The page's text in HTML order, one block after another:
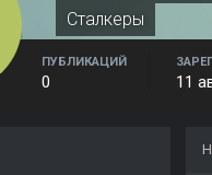
Сталкеры
ПУБЛИКАЦИЙ
0 11